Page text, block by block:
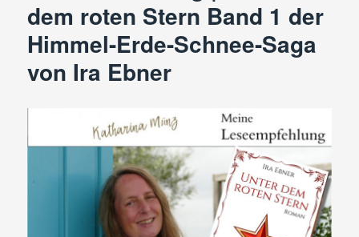
dem roten Stern Band 1 der
Himmel-Erde-Schnee-Saga
von Ira Ebner